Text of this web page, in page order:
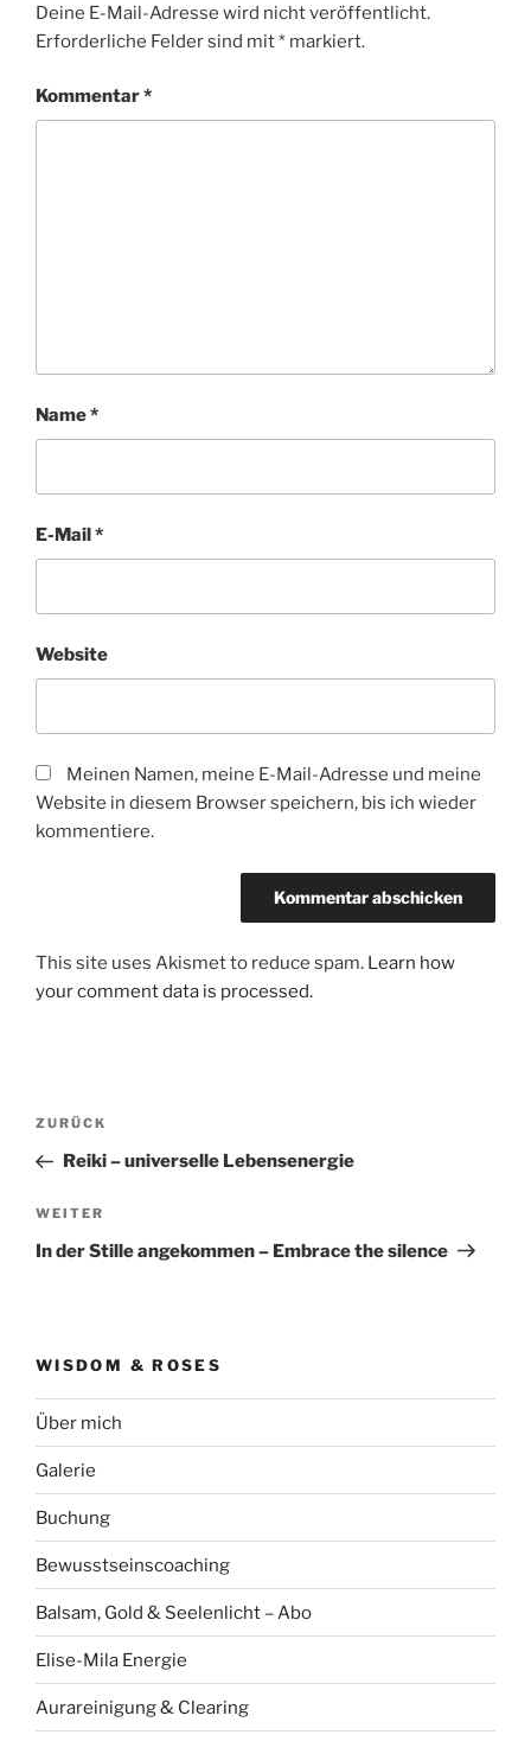
Deine E-Mail-Adresse wird nicht veröffentlicht.
Erforderliche Felder sind mit* markiert.
Kommentar*
Name*
E-Mail*
Website
Meinen Namen, meine E-Mail-Adresse und meine
Website in diesem Browser speichern, bis ich wieder
kommentiere.
This site uses Akismet to reduce spam. Learn how
your comment data is processed.
Beitrags-
Vorheriger
Beitrag
ZURÜCK
Reiki – universelle Lebensenergie
Nächster
Beitrag
WEITER
In der Stille angekommen – Embrace the silence
WISDOM & ROSES
Über mich
Galerie
Buchung
Bewusstseinscoaching
Balsam, Gold & Seelenlicht – Abo
Elise-Mila Energie
Aurareinigung & Clearing